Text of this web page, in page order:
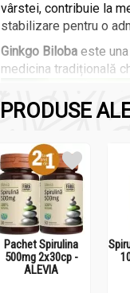
vârstei, contribuie la
stabilizare pentru o
Ginkgo Biloba este
medicina tradițională
PRODUSE
Pachet Spirulina
500mg 2x30cp -
ALEVIA